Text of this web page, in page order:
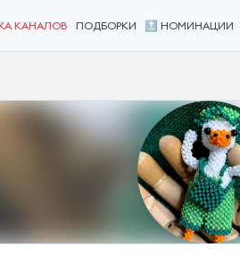
КАНАЛОВ ПОДБОРКИ 🔝 НОМИНАЦИИ